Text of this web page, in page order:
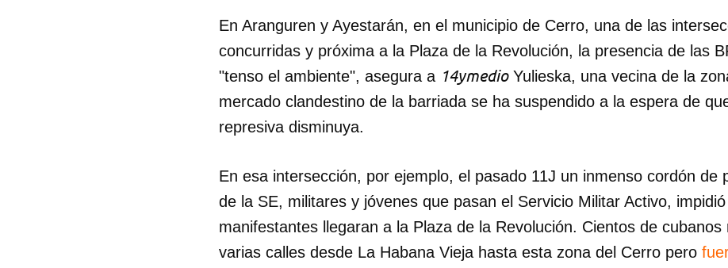
En Aranguren y Ayestarán, en el municipio de Cerro, una de las
concurridas y próxima a la Plaza de la Revolución, la presencia de las
"tenso el ambiente", asegura a 14ymedioYulieska, una vecina de la
mercado clandestino de la barriada se ha suspendido a la espera de
represiva disminuya.
En esa intersección, por ejemplo, el pasado 11J un inmenso cordón de
de la SE, militares y jóvenes que pasan el Servicio Militar Activo,
manifestantes llegaran a la Plaza de la Revolución. Cientos de cubanos
varias calles desde La Habana Vieja hasta esta zona del Cerro pero